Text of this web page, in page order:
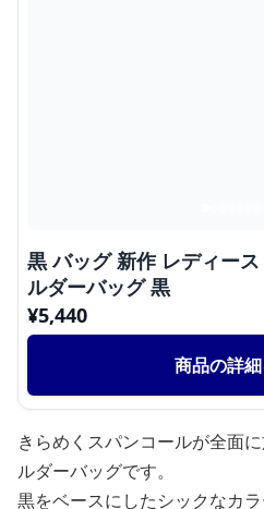
黒 バッグ 新作 レディー
ルダーバッグ 黒
¥5,440
商品の詳
きらめくスパンコールが全面
ルダーバッグです。
黒をベースにしたシックなカ